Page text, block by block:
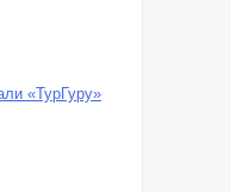
«ТурГуру»